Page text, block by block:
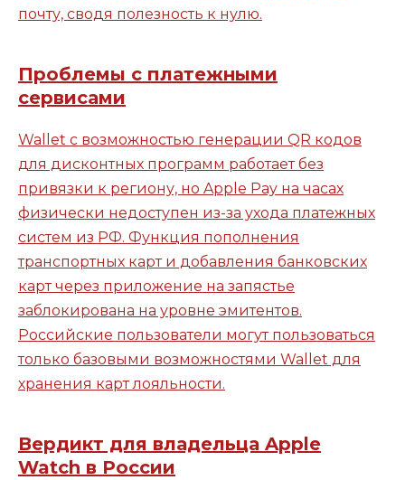
почту, сводя полезность к нулю.
Проблемы с платежными
сервисами
Wallet с возможностью генерации QR кодов
для дисконтных программ работает без
привязки к региону, но Apple Pay на часах
физически недоступен из-за ухода платежных
систем из РФ. Функция пополнения
транспортных карт и добавления банковских
карт через приложение на запястье
заблокирована на уровне эмитентов.
Российские пользователи могут пользоваться
только базовыми возможностями Wallet для
хранения карт лояльности.
Вердикт для владельца Apple
Watch в России